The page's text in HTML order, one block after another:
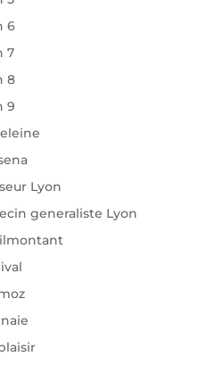
6
7
8
9
Lyon
generaliste Lyon